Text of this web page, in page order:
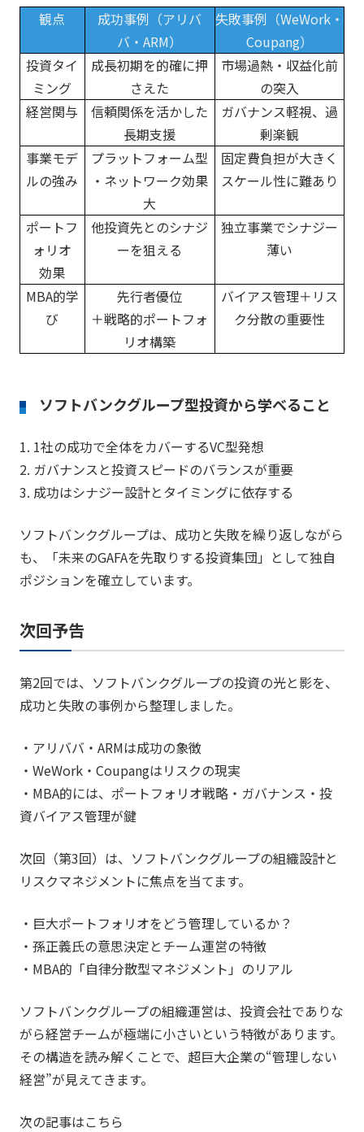
観点
成功事例（アリバ
バ・ARM）
失敗事例（WeWork・
Coupang）
投資タイ
ミング
成長初期を的確に押
さえた
市場過熱・収益化前
の突入
経営関与
信頼関係を活かした
長期支援
ガバナンス軽視、過
剰楽観
事業モデ
ルの強み
プラットフォーム型
・ネットワーク効果
大
固定費負担が大きく
スケール性に難あり
ポートフ
ォリオ
効果
他投資先とのシナジ
ーを狙える
独立事業でシナジー
薄い
MBA的学
び
先行者優位
＋戦略的ポートフォ
リオ構築
バイアス管理＋リス
ク分散の重要性
ソフトバンクグループ型投資から学べること
1. 1社の成功で全体をカバーするVC型発想
2. ガバナンスと投資スピードのバランスが重要
3. 成功はシナジー設計とタイミングに依存する
ソフトバンクグループは、成功と失敗を繰り返しながら
も、「未来のGAFAを先取りする投資集団」として独自
ポジションを確立しています。
次回予告
第2回では、ソフトバンクグループの投資の光と影を、
成功と失敗の事例から整理しました。
・アリババ・ARMは成功の象徴
・WeWork・Coupangはリスクの現実
・MBA的には、ポートフォリオ戦略・ガバナンス・投
資バイアス管理が鍵
次回（第3回）は、ソフトバンクグループの組織設計と
リスクマネジメントに焦点を当てます。
・巨大ポートフォリオをどう管理しているか？
・孫正義氏の意思決定とチーム運営の特徴
・MBA的「自律分散型マネジメント」のリアル
ソフトバンクグループの組織運営は、投資会社でありな
がら経営チームが極端に小さいという特徴があります。
その構造を読み解くことで、超巨大企業の“管理しない
経営”が見えてきます。
次の記事はこちら